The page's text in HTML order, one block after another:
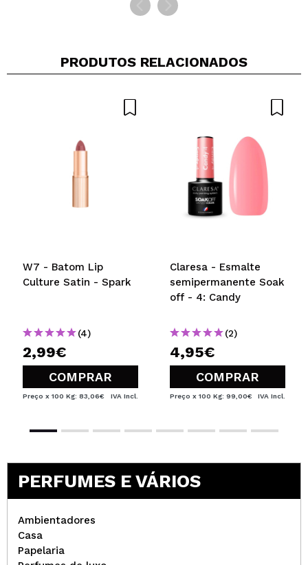
PRODUTOS RELACIONADOS
W7 - Batom Lip
Culture Satin - Spark
(4)
2,99€
COMPRAR
Preço x 100 Kg: 83,06€ IVA Incl.
Claresa - Esmalte
semipermanente Soak
off - 4: Candy
(2)
4,95€
COMPRAR
Preço x 100 Kg: 99,00€ IVA Incl.
PERFUMES E VÁRIOS
Ambientadores
Casa
Papelaria